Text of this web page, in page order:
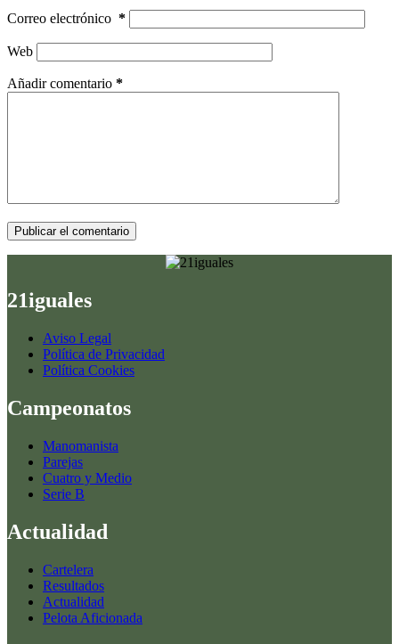
Correo electrónico *
Web
Añadir comentario *
Publicar el comentario
21iguales
Aviso Legal
Política de Privacidad
Política Cookies
Campeonatos
Manomanista
Parejas
Cuatro y Medio
Serie B
Actualidad
Cartelera
Resultados
Actualidad
Pelota Aficionada